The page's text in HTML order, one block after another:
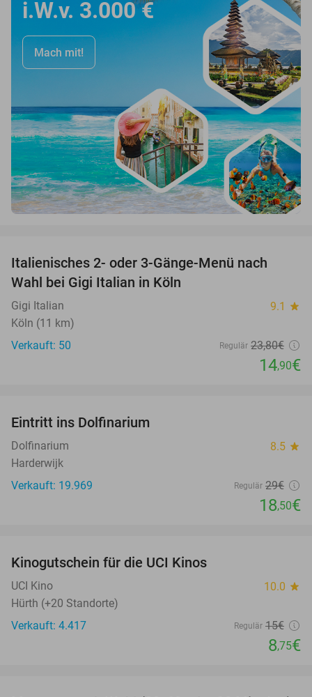
i.W.v. 3.000 €
Mach mit!
Italienisches 2- oder 3-Gänge-Menü nach
Wahl bei Gigi Italian in Köln
Gigi Italian 9.1 star
Köln (11 km)
Verkauft: 50
Regulär 23,80€
14,90€
Eintritt ins Dolfinarium
Dolfinarium 8.5 star
Harderwijk
Verkauft: 19.969
Regulär 29€
18,50€
Kinogutschein für die UCI Kinos
UCI Kino 10.0 star
Hürth (+20 Standorte)
Verkauft: 4.417
Regulär 15€
8,75€